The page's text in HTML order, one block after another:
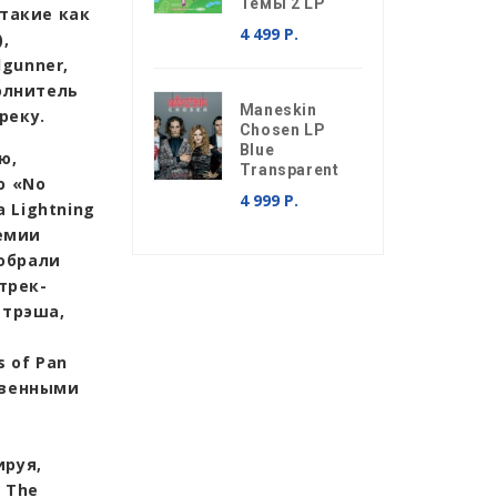
как
«No
Lightning
of Pan
The
4 499 Р.
Maneskin
Chosen LP
Blue
Transparent
4 999 Р.